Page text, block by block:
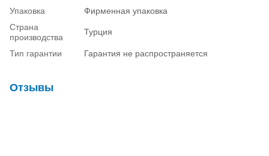
Упаковка
Фирменная упаковка
Страна
производства
Турция
Тип гарантии Гарантия не распространяется
Отзывы